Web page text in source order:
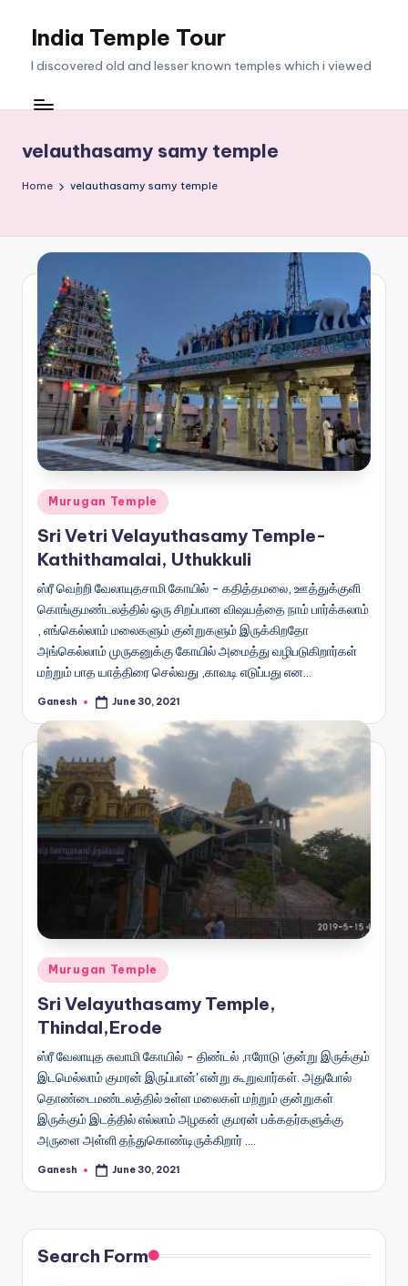
India Temple Tour
I discovered old and lesser known temples which i viewed
velauthasamy samy temple
Home velauthasamy samy temple
Posted
in
Murugan Temple
Sri Vetri Velayuthasamy Temple-
Kathithamalai, Uthukkuli
ஸ்ரீ வெற்றி வேலாயுதசாமி கோயில் - கதித்தமலை, ஊத்துக்குளி
கொங்குமண்டலத்தில் ஒரு சிறப்பான விஷயத்தை நாம் பார்க்கலாம்
, எங்கெல்லாம் மலைகளும் குன்றுகளும் இருக்கிறதோ
அங்கெல்லாம் முருகனுக்கு கோயில் அமைத்து வழிபடுகிறார்கள்
மற்றும் பாத யாத்திரை செல்வது ,காவடி எடுப்பது என…
Posted
Ganesh June 30, 2021
Posted
in
Murugan Temple
Sri Velayuthasamy Temple,
Thindal,Erode
ஸ்ரீ வேலாயுத சுவாமி கோயில் - திண்டல் ,ஈரோடு 'குன்று இருக்கும்
இடமெல்லாம் குமரன் இருப்பான்' என்று கூறுவார்கள். அதுபோல்
தொண்டைமண்டலத்தில் உள்ள மலைகள் மற்றும் குன்றுகள்
இருக்கும் இடத்தில் எல்லாம் அழகன் குமரன் பக்கதர்களுக்கு
அருளை அள்ளி தந்துகொண்டிருக்கிறார் .…
Posted
Ganesh June 30, 2021
Search Form